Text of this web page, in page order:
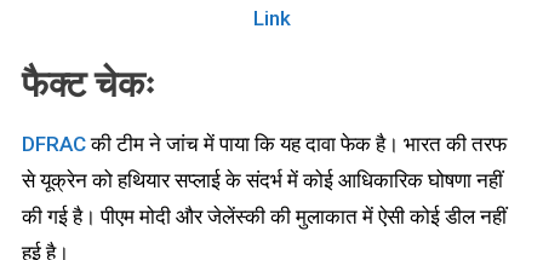
Link
फैक्ट चेकः
DFRACकी टीम ने जांच में पाया कि यह दावा फेक है। भारत की तरफ
से यूक्रेन को हथियार सप्लाई के संदर्भ में कोई आधिकारिक घोषणा नहीं
की गई है। पीएम मोदी और जेलेंस्की की मुलाकात में ऐसी कोई डील नहीं
हुई है।